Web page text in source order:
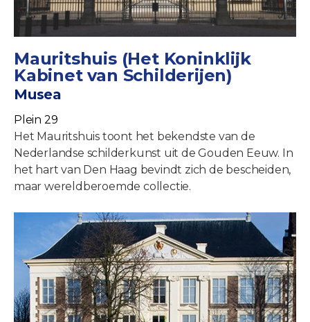
Mauritshuis (Het Koninklijk
Kabinet van Schilderijen)
Musea
Plein 29
Het Mauritshuis toont het bekendste van de
Nederlandse schilderkunst uit de Gouden Eeuw. In
het hart van Den Haag bevindt zich de bescheiden,
maar wereldberoemde collectie.